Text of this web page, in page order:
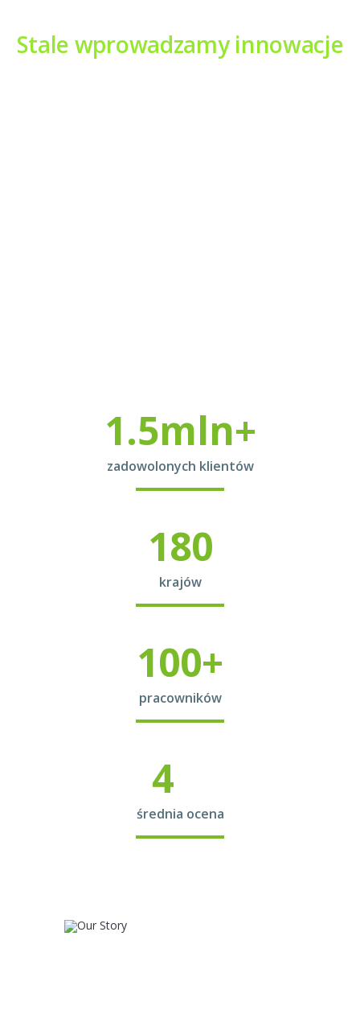
Stale wprowadzamy innowacje
1.5mln+
zadowolonych klientów
180
krajów
100+
pracowników
4
średnia ocena